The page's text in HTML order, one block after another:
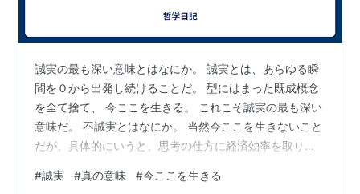
誠実の最も深い意味とはなにか。 誠実とは、あらゆる瞬
間を０から出発し続けることだ。 型にはまった既成概念
を全て捨て、 今ここを生きる。 これこそ誠実の最も深い
意味だ。 不誠実とはなにか。 当然今ここを生きないこと
だが、具体的にいうと、思考の仕方に経済効率を取り入
用して済ませること、これが不誠実だ。 自分の思考を既
#誠実 #真の意味 #今ここを生きる